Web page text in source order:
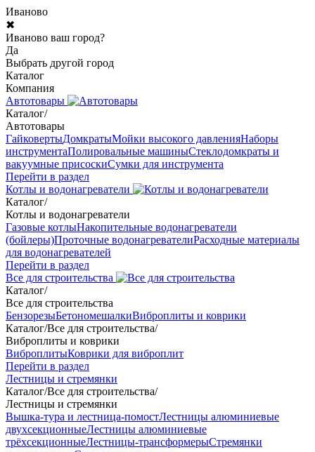
Иваново
✖
Иваново ваш город?
Да
Выбрать другой город
Каталог
Компания
Автотовары
Каталог/
Автотовары
ГайковертыДомкратыМойки высокого давленияНаборы
инструментаПолировальные машиныСтеклодомкраты и
вакуумные присоскиСумки для инструмента
Перейти в раздел
Котлы и водонагреватели
Каталог/
Котлы и водонагреватели
Газовые котлыНакопительные водонагреватели
(бойлеры)Проточные водонагревателиРасходные материалы
для водонагревателей
Перейти в раздел
Все для строительства
Каталог/
Все для строительства
БензорезыБетономешалкиВиброплиты и коврики
Каталог/Все для строительства/
Виброплиты и коврики
ВиброплитыКоврики для виброплит
Перейти в раздел
Лестницы и стремянки
Каталог/Все для строительства/
Лестницы и стремянки
Вышка-тура и лестница-помостЛестницы алюминиевые
двухсекционныеЛестницы алюминиевые
трёхсекционныеЛестницы-трансформерыСтремянки